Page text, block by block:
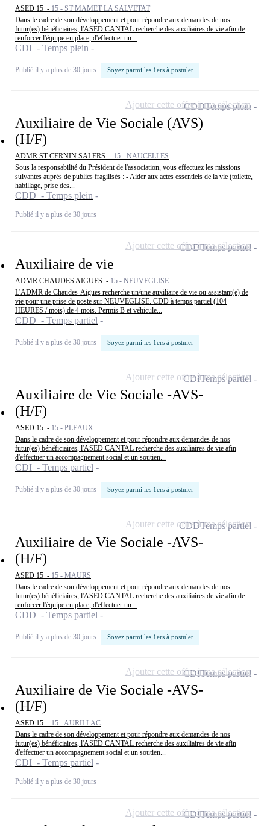
ASED 15 - 15 - ST MAMET LA SALVETAT
Dans le cadre de son développement et pour répondre aux demandes de nos
futur(es) bénéficiaires, l'ASED CANTAL recherche des auxiliaires de vie afin de
renforcer l'équipe en place, d'effectuer un...
CDI - Temps plein
Publié il y a plus de 30 jours Soyez parmi les 1ers à postuler
Auxiliaire de Vie Sociale (AVS)
(H/F)
ADMR ST CERNIN SALERS - 15 - NAUCELLES
Sous la responsabilité du Président de l'association, vous effectuez les missions
suivantes auprès de publics fragilisés : - Aider aux actes essentiels de la vie (toilette,
habillage, prise des...
CDD - Temps plein
Publié il y a plus de 30 jours
CDDTemps plein
Ajouter cette offre à ma sélection
Auxiliaire de vie
ADMR CHAUDES AIGUES - 15 - NEUVEGLISE
L'ADMR de Chaudes-Aigues recherche un/une auxiliaire de vie ou assistant(e) de
vie pour une prise de poste sur NEUVEGLISE. CDD à temps partiel (104
HEURES / mois) de 4 mois. Permis B et véhicule...
CDD - Temps partiel
Publié il y a plus de 30 jours Soyez parmi les 1ers à postuler
CDDTemps partiel
Ajouter cette offre à ma sélection
Auxiliaire de Vie Sociale -AVS-
(H/F)
ASED 15 - 15 - PLEAUX
Dans le cadre de son développement et pour répondre aux demandes de nos
futur(es) bénéficiaires, l'ASED CANTAL recherche des auxiliaires de vie afin
d'effectuer un accompagnement social et un soutien...
CDI - Temps partiel
Publié il y a plus de 30 jours Soyez parmi les 1ers à postuler
CDITemps partiel
Ajouter cette offre à ma sélection
Auxiliaire de Vie Sociale -AVS-
(H/F)
ASED 15 - 15 - MAURS
Dans le cadre de son développement et pour répondre aux demandes de nos
futur(es) bénéficiaires, l'ASED CANTAL recherche des auxiliaires de vie afin de
renforcer l'équipe en place, d'effectuer un...
CDD - Temps partiel
Publié il y a plus de 30 jours Soyez parmi les 1ers à postuler
CDDTemps partiel
Ajouter cette offre à ma sélection
Auxiliaire de Vie Sociale -AVS-
(H/F)
ASED 15 - 15 - AURILLAC
Dans le cadre de son développement et pour répondre aux demandes de nos
futur(es) bénéficiaires, l'ASED CANTAL recherche des auxiliaires de vie afin
d'effectuer un accompagnement social et un soutien...
CDI - Temps partiel
Publié il y a plus de 30 jours
CDITemps partiel
Ajouter cette offre à ma sélection
CDITemps partiel
Ajouter cette offre à ma sélection